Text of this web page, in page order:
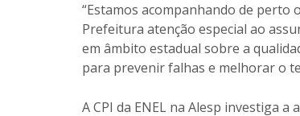
“Estamos acompanhando de perto
Prefeitura atenção especial ao
em âmbito estadual sobre a
para prevenir falhas e melhorar o
A CPI da ENEL na Alesp investiga